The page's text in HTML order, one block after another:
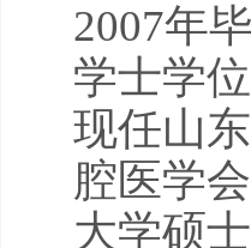
2007年
学士学
现任山
腔医学
大学硕